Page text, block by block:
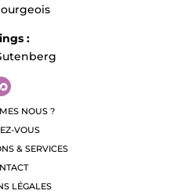
:
NOUS ?
VOUS
& SERVICES
LÉGALES